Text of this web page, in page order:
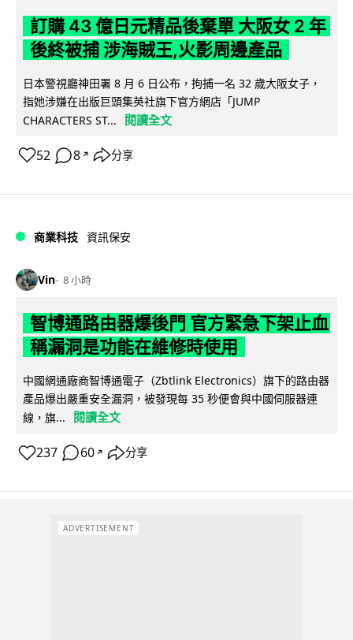
訂購 43 億日元精品後棄單 大阪女 2 年
後終被捕 涉海賊王,火影周邊產品
日本警視廳神田署 8 月 6 日公布，拘捕一名 32 歲大阪女子，
指她涉嫌在出版巨頭集英社旗下官方網店「JUMP
CHARACTERS ST...
閱讀全文
52 8 ↗ 分享
商業科技 資訊保安
Vin 8 小時
智博通路由器爆後門 官方緊急下架止血
稱漏洞是功能在維修時使用
中國網通廠商智博通電子（Zbtlink Electronics）旗下的路由器
產品爆出嚴重安全漏洞，被發現每 35 秒便會與中國伺服器連
線，旗...
閱讀全文
237 60 ↗ 分享
ADVERTISEMENT